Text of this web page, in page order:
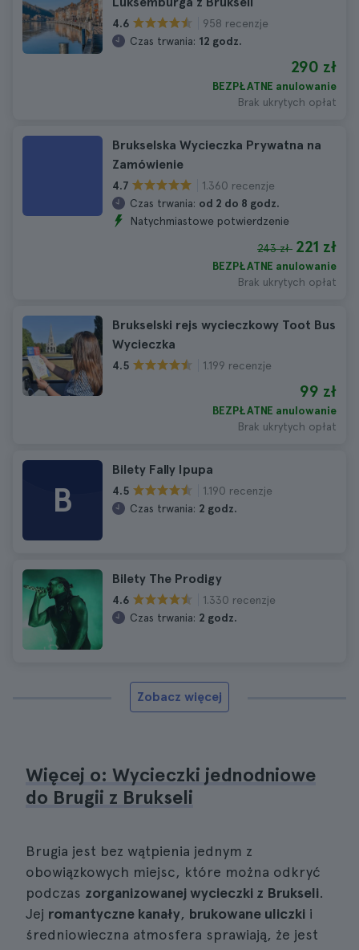
4.6
958 recenzje
Czas trwania: 12 godz.
290 zł
BEZPŁATNE anulowanie
Brak ukrytych opłat
Brukselska Wycieczka Prywatna na
Zamówienie
4.7
1.360 recenzje
Czas trwania: od 2 do 8 godz.
Natychmiastowe potwierdzenie
243 zł 221 zł
BEZPŁATNE anulowanie
Brak ukrytych opłat
Brukselski rejs wycieczkowy Toot Bus
Wycieczka
4.5 1.199 recenzje
99 zł
BEZPŁATNE anulowanie
Brak ukrytych opłat
B
Bilety Fally Ipupa
4.5
1.190 recenzje
Czas trwania: 2 godz.
Bilety The Prodigy
4.6
1.330 recenzje
Czas trwania: 2 godz.
Zobacz więcej
Więcej o: Wycieczki jednodniowe
do Brugii z Brukseli
Brugia jest bez wątpienia jednym z
obowiązkowych miejsc, które można odkryć
podczas zorganizowanej wycieczki z Brukseli.
Jej romantyczne kanały, brukowane uliczki i
średniowieczna atmosfera sprawiają, że jest